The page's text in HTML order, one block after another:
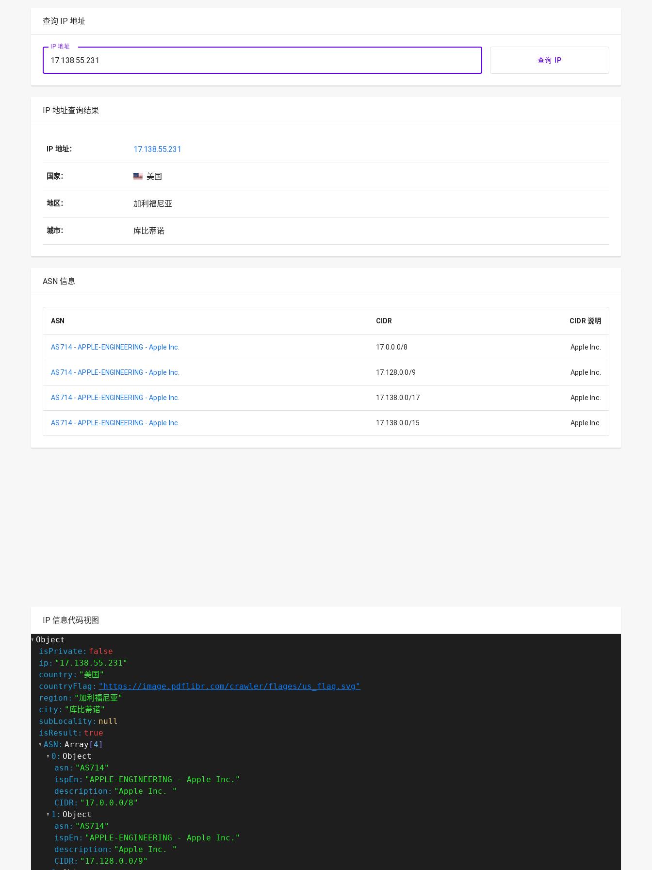
查询 IP 地址
IP 地址
查询 IP
IP 地址查询结果
IP 地址： 17.138.55.231
国家： 美国
地区： 加利福尼亚
城市： 库比蒂诺
ASN 信息
ASN CIDR CIDR 说明
AS714 - APPLE-ENGINEERING - Apple Inc. 17.0.0.0/8 Apple Inc.
AS714 - APPLE-ENGINEERING - Apple Inc. 17.128.0.0/9 Apple Inc.
AS714 - APPLE-ENGINEERING - Apple Inc. 17.138.0.0/17 Apple Inc.
AS714 - APPLE-ENGINEERING - Apple Inc. 17.138.0.0/15 Apple Inc.
IP 信息代码视图
Object
isPrivate: false
ip: "17.138.55.231"
country: "美国"
countryFlag: "https://image.pdflibr.com/crawler/flages/us_flag.svg"
region: "加利福尼亚"
city: "库比蒂诺"
subLocality: null
isResult: true
ASN: Array [4]
0: Object
asn: "AS714"
ispEn: "APPLE-ENGINEERING - Apple Inc."
description: "Apple Inc. "
CIDR: "17.0.0.0/8"
1: Object
asn: "AS714"
ispEn: "APPLE-ENGINEERING - Apple Inc."
description: "Apple Inc. "
CIDR: "17.128.0.0/9"